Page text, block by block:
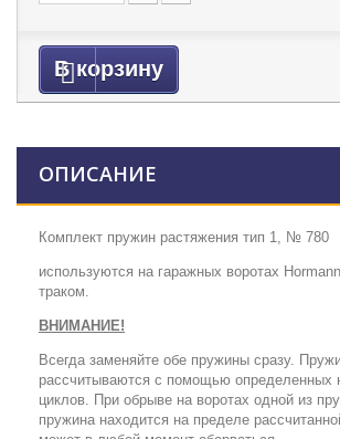
В корзину
ОПИСАНИЕ
Комплект пружин растяжения тип 1, № 780
используются на гаражных воротах
траком.
ВНИМАНИЕ!
Всегда заменяйте обе пружины сразу.
рассчитываются с помощью определенных
циклов. При обрыве на воротах одной из
пружина находится на пределе